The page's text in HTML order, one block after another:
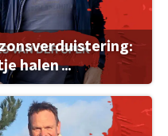
zonsverduistering:
halen ...